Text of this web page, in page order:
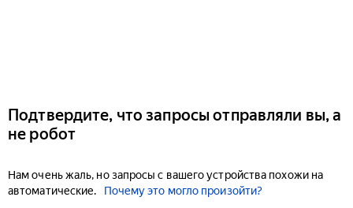
Подтвердите, что запросы отправляли вы, а
не робот
Нам очень жаль, но запросы с вашего устройства похожи на
автоматические.
Почему это могло произойти?